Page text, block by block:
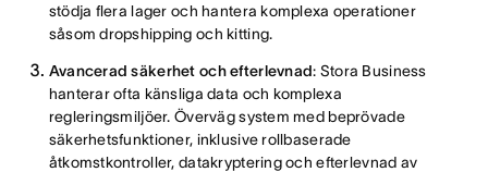
stödja flera lager och hantera komplexa operationer
såsom dropshipping och kitting.
Avancerad säkerhet och efterlevnad: Stora Business
hanterar ofta känsliga data och komplexa
regleringsmiljöer. Överväg system med beprövade
säkerhetsfunktioner, inklusive rollbaserade
åtkomstkontroller, datakryptering och efterlevnad av